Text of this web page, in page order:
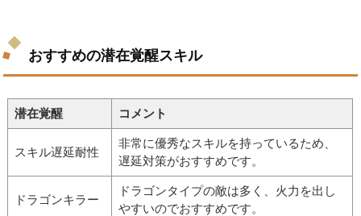
おすすめの潜在覚醒スキル
潜在覚醒 コメント
スキル遅延耐性
非常に優秀なスキルを持っているため、
遅延対策がおすすめです。
ドラゴンキラー
ドラゴンタイプの敵は多く、火力を出し
やすいのでおすすめです。